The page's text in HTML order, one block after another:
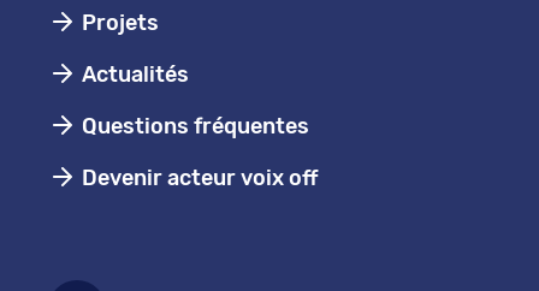
Projets
Actualités
Questions fréquentes
Devenir acteur voix off